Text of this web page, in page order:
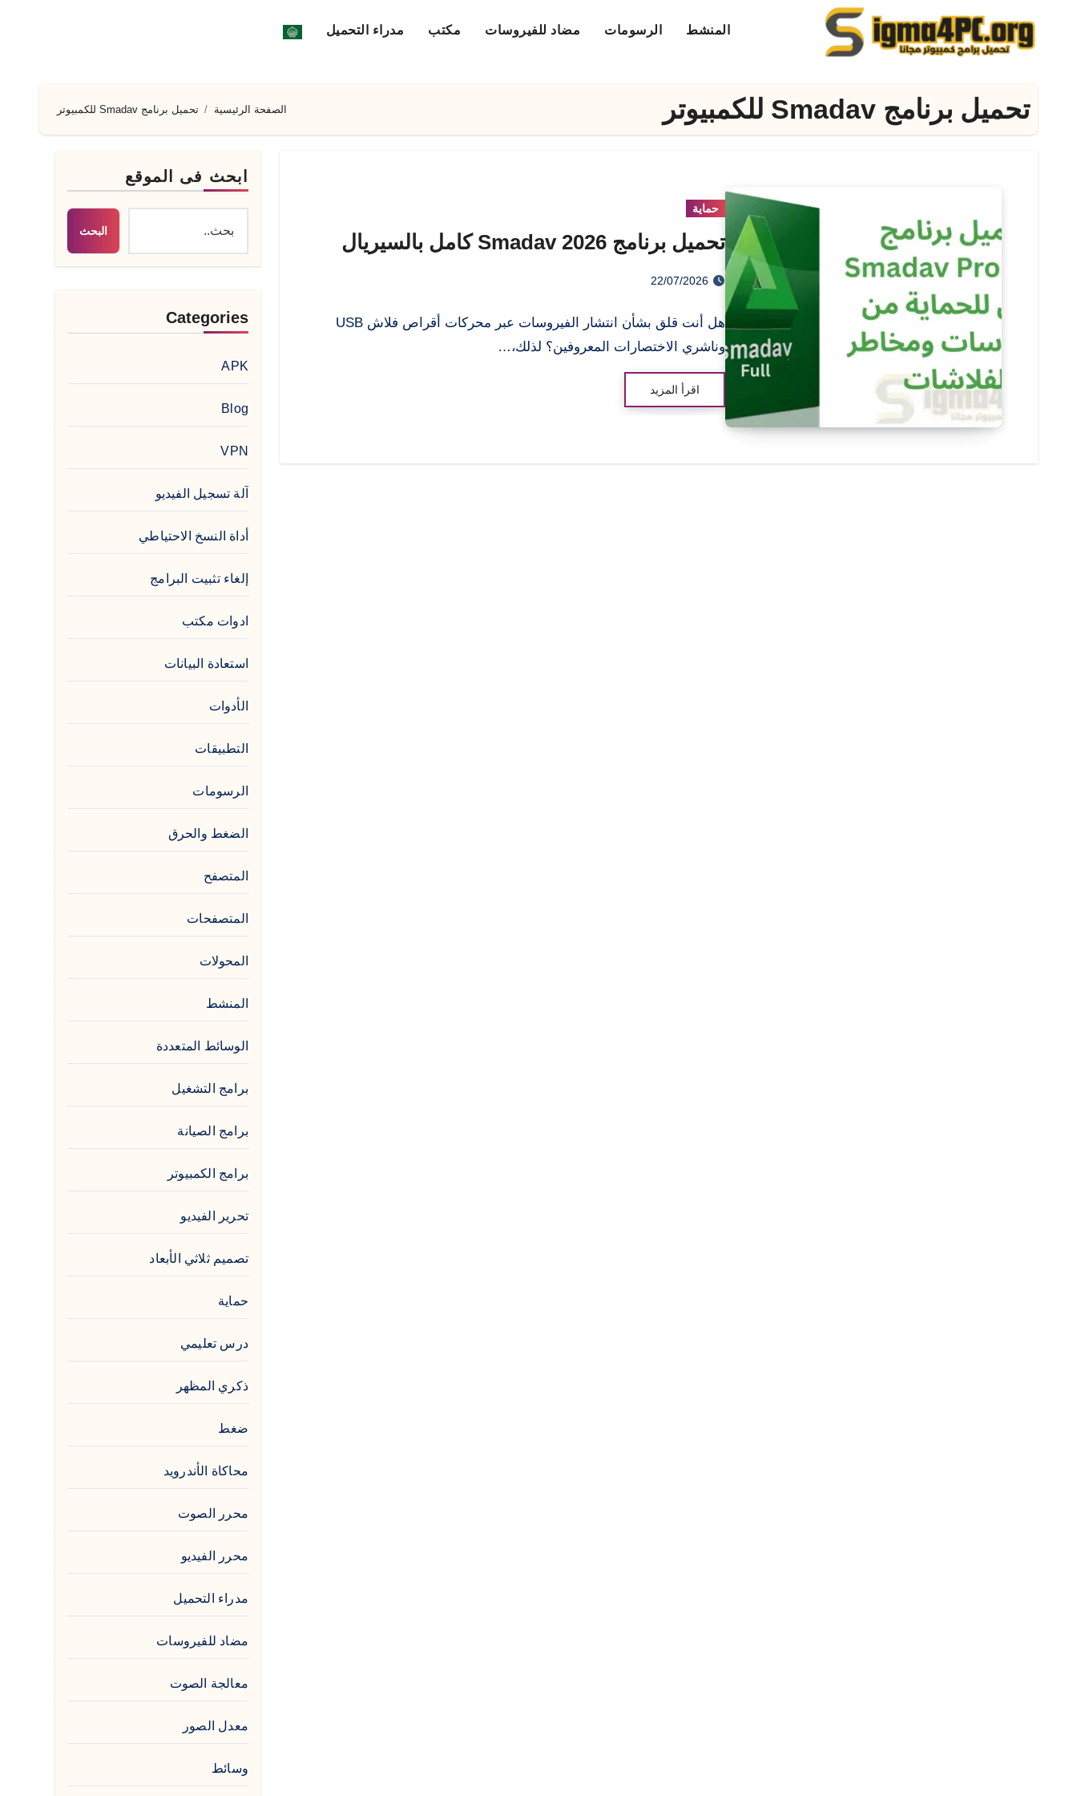
المنشط الرسومات مضاد للفيروسات مكتب مدراء التحميل
تحميل برنامج Smadav للكمبيوتر الصفحة الرئيسية تحميل برنامج Smadav للكمبيوتر
حماية
تحميل برنامج Smadav 2026 كامل بالسيريال
22/07/2026
هل أنت قلق بشأن انتشار الفيروسات عبر محركات أقراص فلاش USB
وناشري الاختصارات المعروفين؟ لذلك،…
اقرأ المزيد
ابحث فى الموقع
البحث
Categories
APK
Blog
VPN
آلة تسجيل الفيديو
أداة النسخ الاحتياطي
إلغاء تثبيت البرامج
ادوات مكتب
استعادة البيانات
الأدوات
التطبيقات
الرسومات
الضغط والحرق
المتصفح
المتصفحات
المحولات
المنشط
الوسائط المتعددة
برامج التشغيل
برامج الصيانة
برامج الكمبيوتر
تحرير الفيديو
تصميم ثلاثي الأبعاد
حماية
درس تعليمي
ذكري المظهر
ضغط
محاكاة الأندرويد
محرر الصوت
محرر الفيديو
مدراء التحميل
مضاد للفيروسات
معالجة الصوت
معدل الصور
وسائط